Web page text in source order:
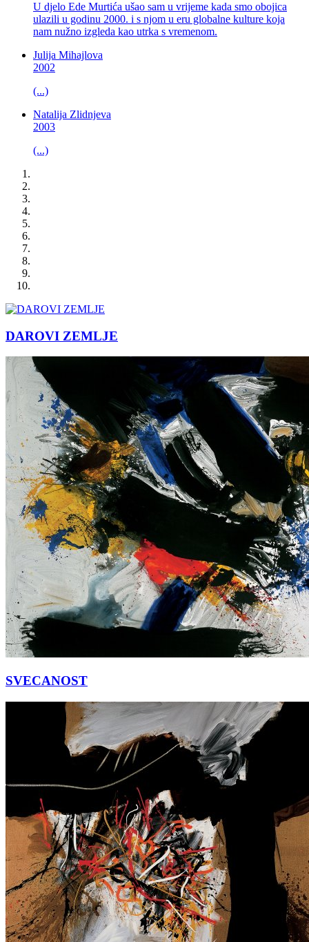
U djelo Ede Murtića ušao sam u vrijeme kada smo obojica
ulazili u godinu 2000. i s njom u eru globalne kulture koja
nam nužno izgleda kao utrka s vremenom.
Julija Mihajlova
2002
(...)
Natalija Zlidnjeva
2003
(...)
DAROVI ZEMLJE
SVECANOST